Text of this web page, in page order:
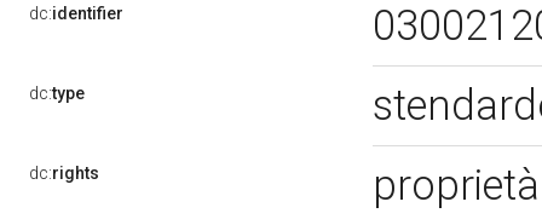
dc:identifier
dc:type
dc:rights